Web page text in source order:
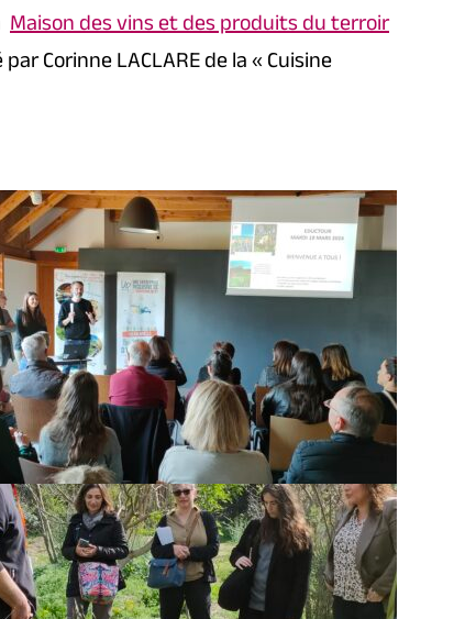
Maison des vins et des produits du terroir
Corinne LACLARE de la « Cuisine